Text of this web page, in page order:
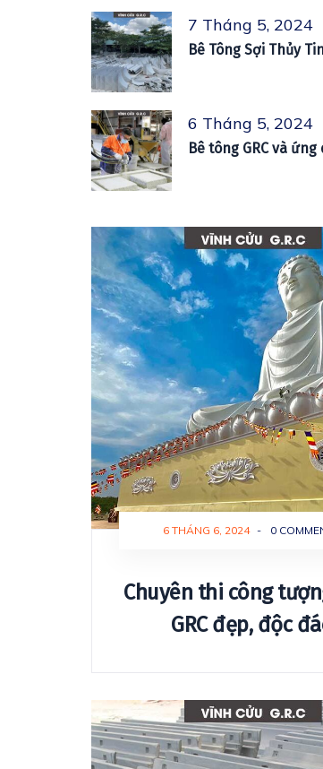
7 Tháng 5, 2024
Bê Tông Sợi Thủy
6 Tháng 5, 2024
Bê tông GRC và
6 THÁNG 6, 2024 - 0
Chuyên thi công
GRC đẹp, độc